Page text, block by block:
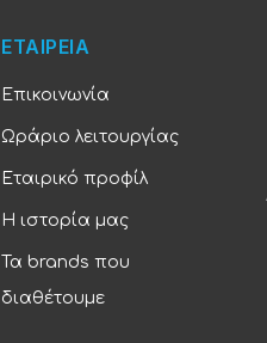
ΕΤΑΙΡΕΙΑ
Επικοινωνία
Ωράριο λειτουργίας
Εταιρικό προφίλ
Η ιστορία μας
Τα brands που
διαθέτουμε